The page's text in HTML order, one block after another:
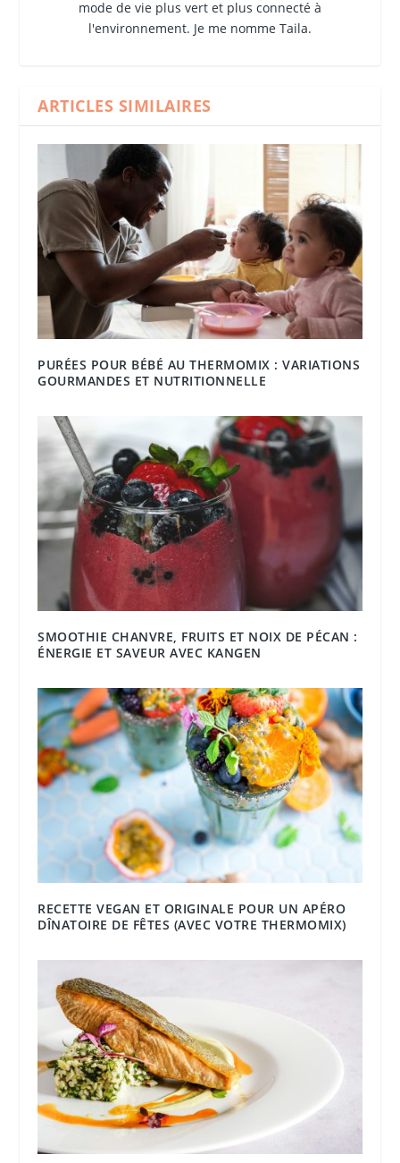
mode de vie plus vert et plus connecté à
l'environnement. Je me nomme Taila.
ARTICLES SIMILAIRES
PURÉES POUR BÉBÉ AU THERMOMIX : VARIATIONS
GOURMANDES ET NUTRITIONNELLE
SMOOTHIE CHANVRE, FRUITS ET NOIX DE PÉCAN :
ÉNERGIE ET SAVEUR AVEC KANGEN
RECETTE VEGAN ET ORIGINALE POUR UN APÉRO
DÎNATOIRE DE FÊTES (AVEC VOTRE THERMOMIX)